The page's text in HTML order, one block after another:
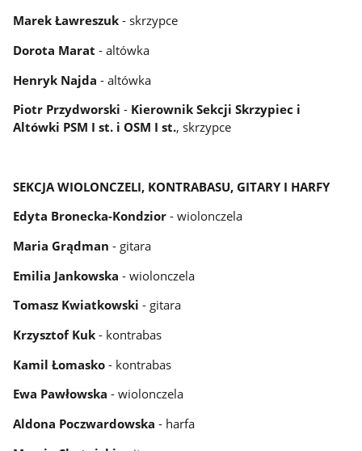
Marek Ławreszuk - skrzypce
Dorota Marat - altówka
Henryk Najda - altówka
Piotr Przydworski - Kierownik Sekcji Skrzypiec i
Altówki PSM I st. i OSM I st., skrzypce
SEKCJA WIOLONCZELI, KONTRABASU, GITARY I HARFY
Edyta Bronecka-Kondzior - wiolonczela
Maria Grądman - gitara
Emilia Jankowska - wiolonczela
Tomasz Kwiatkowski - gitara
Krzysztof Kuk - kontrabas
Kamil Łomasko - kontrabas
Ewa Pawłowska- wiolonczela
Aldona Poczwardowska - harfa